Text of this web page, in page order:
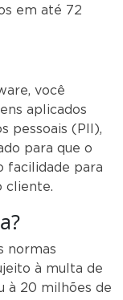
em até 72
você
aplicados
pessoais (PII),
para que o
facilidade para
cliente.
normas
à multa de
à 20 milhões de